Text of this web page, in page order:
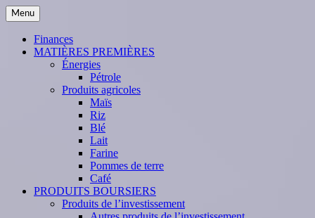
Skip
to
content
Menu
Finances
MATIÈRES PREMIÈRES
Énergies
Pétrole
Produits agricoles
Maïs
Riz
Blé
Lait
Farine
Pommes de terre
Café
PRODUITS BOURSIERS
Produits de l’investissement